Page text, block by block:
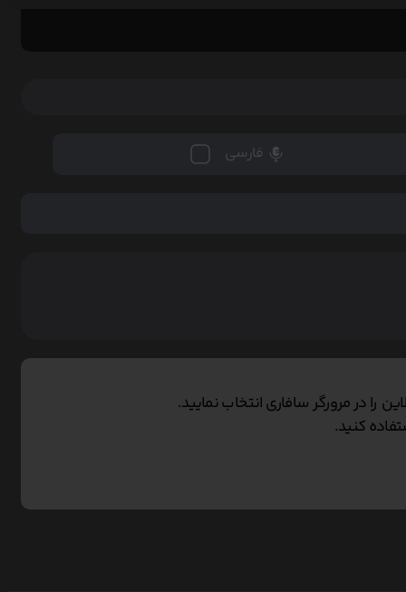
فارسی